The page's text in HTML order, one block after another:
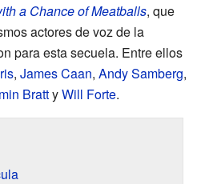
a Chance of Meatballs, que
actores de voz de la
para esta secuela. Entre ellos
, James Caan, Andy Samberg,
BrattyWill Forte.